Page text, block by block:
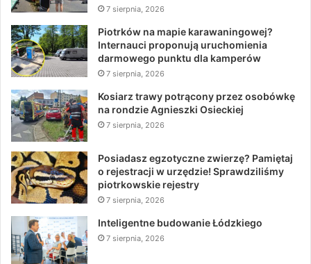
7 sierpnia, 2026
Piotrków na mapie karawaningowej?
Internauci proponują uruchomienia
darmowego punktu dla kamperów
7 sierpnia, 2026
Kosiarz trawy potrącony przez osobówkę
na rondzie Agnieszki Osieckiej
7 sierpnia, 2026
Posiadasz egzotyczne zwierzę? Pamiętaj
o rejestracji w urzędzie! Sprawdziliśmy
piotrkowskie rejestry
7 sierpnia, 2026
Inteligentne budowanie Łódzkiego
7 sierpnia, 2026